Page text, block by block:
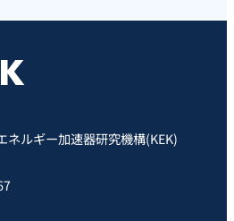
ネルギー加速器研究機構(KEK)